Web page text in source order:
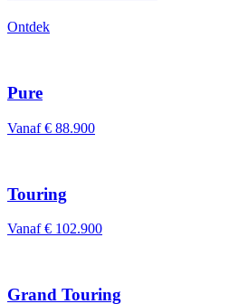
Ontdek
Pure
Vanaf€ 88.900
Touring
Vanaf€ 102.900
Grand Touring